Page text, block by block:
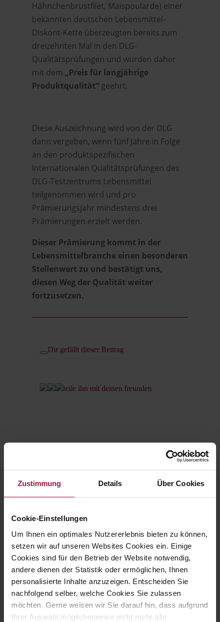
Zustimmung Details Über Cookies
Cookie-Einstellungen
Um Ihnen ein optimales Nutzererlebnis bieten zu können,
setzen wir auf unseren Websites Cookies ein. Einige
Cookies sind für den Betrieb der Website notwendig,
andere dienen der Statistik oder ermöglichen, Ihnen
personalisierte Inhalte anzuzeigen. Entscheiden Sie
nachfolgend selber, welche Cookies Sie zulassen
möchten. Gerne weisen wir Sie darauf hin, dass aufgrund
Ihrer Auswahl möglicherweise nicht mehr alle
Hähnchenbrustfilet, Maispoularde) einer
bekannten deutschen Lebensmittel-
Diskont-Kette überzeugten bereits zum
dreizehnten Mal in den DLG-
Qualitätsprüfungen und wurden daher
mit dem „Preis für langjährige
Produktqualität“geehrt.
Diese Auszeichnung wird von der DLG
dann vergeben, wenn fünf Jahre in Folge
an den produktspezifischen
Internationalen Qualitätsprüfungen des
DLG-Testzentrums Lebensmittel
teilgenommen wird und pro
Prämierungsjahr mindestens drei
Prämierungen erzielt werden.
Dieser Prämierung kommt in der
Lebensmittelbranche einen besonderen
Stellenwert zu und bestätigt uns,
diesen Weg der Qualität weiter
fortzusetzen.
Dir gefällt dieser Beitrag
teile ihn mit deinen freunden
Kategorien
Events
Hubersfamily
Karriere
Lehre
Offene Stellen
Produkte
Rezepte
Tierhaltung